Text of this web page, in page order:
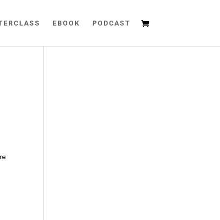
EBOOK PODCAST